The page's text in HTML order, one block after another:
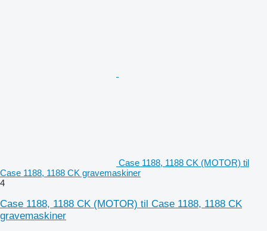
Case 1188, 1188 CK (MOTOR) til
Case 1188, 1188 CK gravemaskiner
4
Case 1188, 1188 CK (MOTOR) til Case 1188, 1188 CK
gravemaskiner